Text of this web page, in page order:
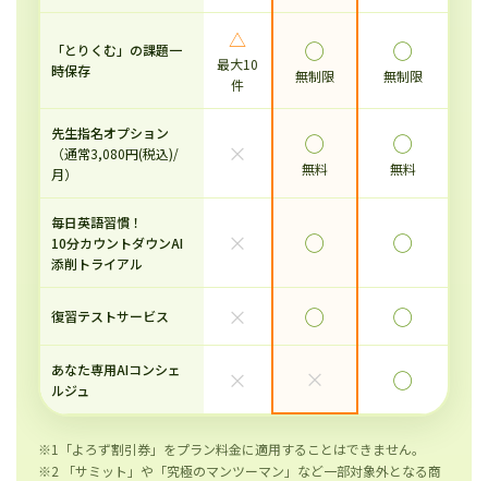
「とりくむ」の課題一
時保存
△
最大10
件
◯
無制限
◯
無制限
先生指名オプション
（通常3,080円(税込)/
月）
× ◯
無料
◯
無料
毎日英語習慣！
10分カウントダウンAI
添削トライアル
× ◯ ◯
復習テストサービス × ◯ ◯
あなた専用AIコンシェ
ルジュ
× × ◯
※1「よろず割引券」をプラン料金に適用することはできません。
※2 「サミット」や「究極のマンツーマン」など一部対象外となる商